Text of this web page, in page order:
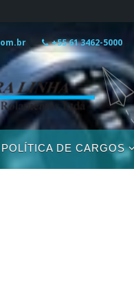
+55 61 3462-5000
POLÍTICA DE CARGOS
DE